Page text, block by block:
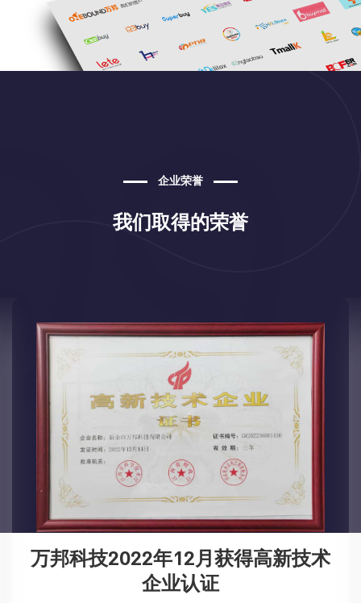
企业荣誉
我们取得的荣誉
万邦科技2022年12月获得高新技术
企业认证